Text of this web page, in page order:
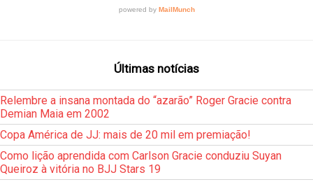
Últimas notícias
Relembre a insana montada do “azarão” Roger Gracie contra
Demian Maia em 2002
Copa América de JJ: mais de 20 mil em premiação!
Como lição aprendida com Carlson Gracie conduziu Suyan
Queiroz à vitória no BJJ Stars 19